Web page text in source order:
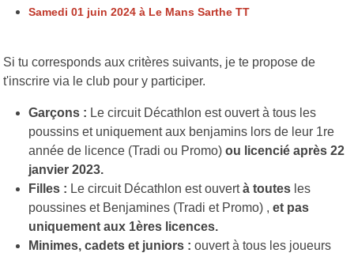
Samedi 01 juin 2024 à Le Mans Sarthe TT
Si tu corresponds aux critères suivants, je te propose de
t'inscrire via le club pour y participer.
Garçons : Le circuit Décathlon est ouvert à tous les
poussins et uniquement aux benjamins lors de leur 1re
année de licence (Tradi ou Promo) ou licencié après 22
janvier 2023.
Filles : Le circuit Décathlon est ouvertà toutes les
poussines et Benjamines (Tradi et Promo) , et pas
uniquement aux 1ères licences.
Minimes, cadets et juniors : ouvert à tous les joueurs